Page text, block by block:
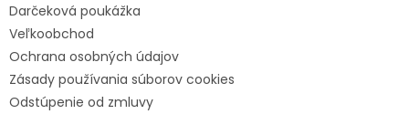
Darčeková poukážka
Veľkoobchod
Ochrana osobných údajov
Zásady používania súborov cookies
Odstúpenie od zmluvy